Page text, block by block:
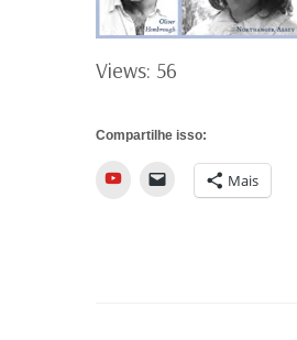
Views: 56
Compartilhe isso:
YouTube Mais